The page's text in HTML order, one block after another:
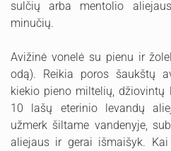
sulčių arba mentolio
minučių.
Avižinė vonelė su pienu ir
odą). Reikia poros šaukštų
kiekio pieno miltelių,
10 lašų eterinio levandų
užmerk šiltame vandenyje,
aliejaus ir gerai išmaišyk.